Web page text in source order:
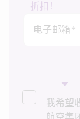
折扣！
电子邮箱*
我希望